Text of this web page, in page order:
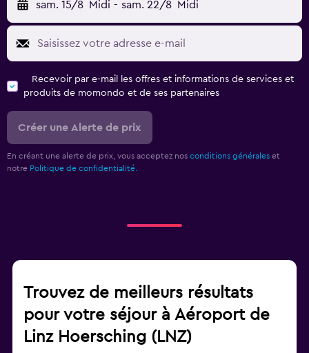
sam. 15/8 Midi - sam. 22/8 Midi
Recevoir par e-mail les offres et informations de services et
produits de momondo et de ses partenaires
Créer une Alerte de prix
En créant une alerte de prix, vous acceptez nos conditions générales et
notre Politique de confidentialité.
Trouvez de meilleurs résultats
pour votre séjour à Aéroport de
Linz Hoersching (LNZ)